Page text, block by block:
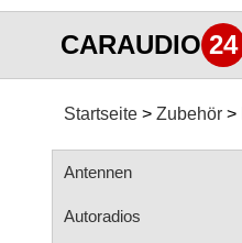
CARAUDIO 24
Startseite Zubehör
Antennen
Autoradios